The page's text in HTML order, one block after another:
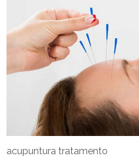
acupuntura tratamento